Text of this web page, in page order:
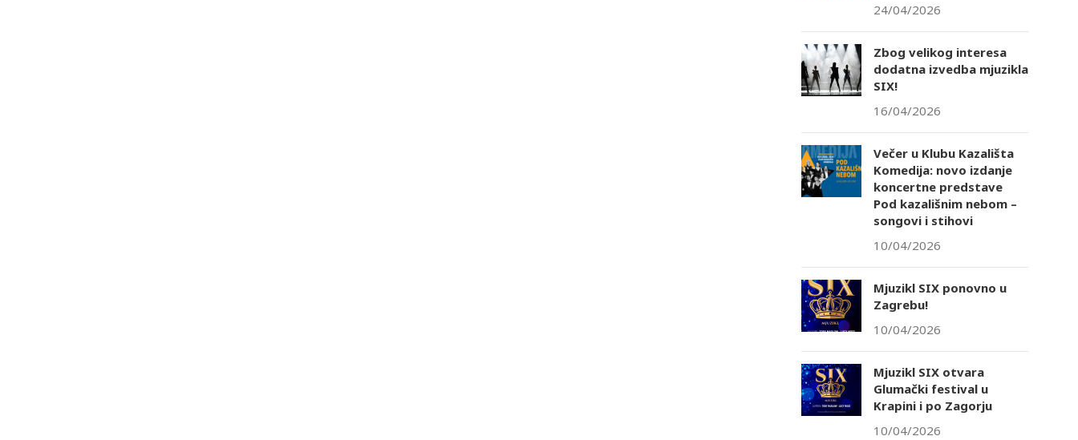
24/04/2026
Zbog velikog interesa
dodatna izvedba mjuzikla
SIX!
16/04/2026
Večer u Klubu Kazališta
Komedija: novo izdanje
koncertne predstave
Pod kazališnim nebom –
songovi i stihovi
10/04/2026
Mjuzikl SIX ponovno u
Zagrebu!
10/04/2026
Mjuzikl SIX otvara
Glumački festival u
Krapini i po Zagorju
10/04/2026